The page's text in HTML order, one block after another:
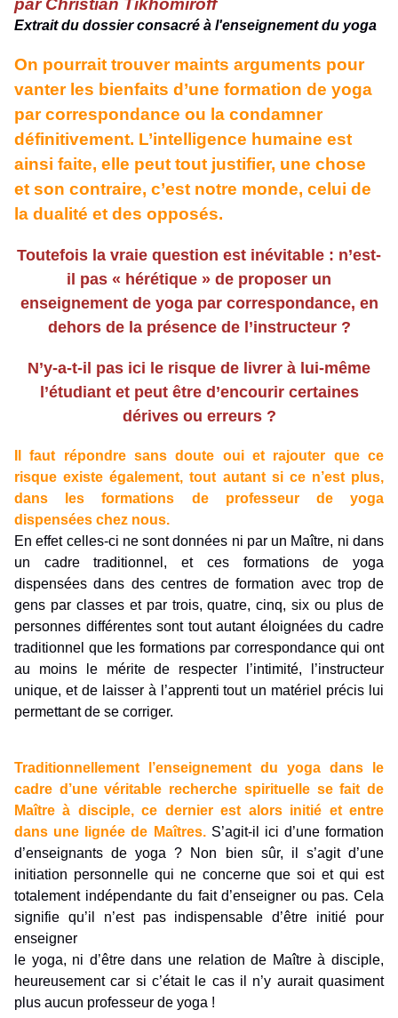
par Christian Tikhomiroff
Extrait du dossier consacré à l'enseignement du yoga
On pourrait trouver maints arguments pour
vanter les bienfaits d’une formation de yoga
par correspondance ou la condamner
définitivement. L’intelligence humaine est
ainsi faite, elle peut tout justifier, une chose
et son contraire, c’est notre monde, celui de
la dualité et des opposés.
Toutefois la vraie question est inévitable : n’est-
il pas « hérétique » de proposer un
enseignement de yoga par correspondance, en
dehors de la présence de l’instructeur ?
N’y-a-t-il pas ici le risque de livrer à lui-même
l’étudiant et peut être d’encourir certaines
dérives ou erreurs ?
Il faut répondre sans doute oui et rajouter que ce
risque existe également, tout autant si ce n’est plus,
dans les formations de professeur de yoga
dispensées chez nous.
En effet celles-ci ne sont données ni par un Maître, ni dans
un cadre traditionnel, et ces formations de yoga
dispensées dans des centres de formation avec trop de
gens par classes et par trois, quatre, cinq, six ou plus de
personnes différentes sont tout autant éloignées du cadre
traditionnel que les formations par correspondance qui ont
au moins le mérite de respecter l’intimité, l’instructeur
unique, et de laisser à l’apprenti tout un matériel précis lui
permettant de se corriger.
Traditionnellement l’enseignement du yoga dans le
cadre d’une véritable recherche spirituelle se fait de
Maître à disciple, ce dernier est alors initié et entre
dans une lignée de Maîtres. S’agit-il ici d’une formation
d’enseignants de yoga ? Non bien sûr, il s’agit d’une
initiation personnelle qui ne concerne que soi et qui est
totalement indépendante du fait d’enseigner ou pas. Cela
signifie qu’il n’est pas indispensable d’être initié pour
enseigner
le yoga, ni d’être dans une relation de Maître à disciple,
heureusement car si c’était le cas il n’y aurait quasiment
plus aucun professeur de yoga !